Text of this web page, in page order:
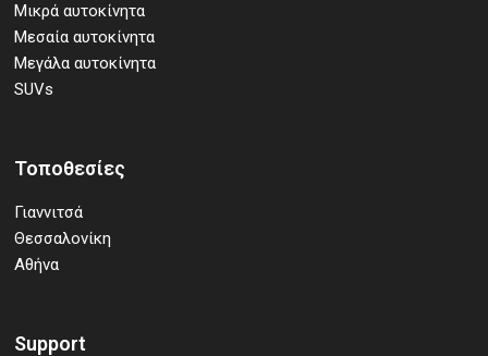
Μικρά αυτοκίνητα
Μεσαία αυτοκίνητα
Μεγάλα αυτοκίνητα
SUVs
Τοποθεσίες
Γιαννιτσά
Θεσσαλονίκη
Αθήνα
Support